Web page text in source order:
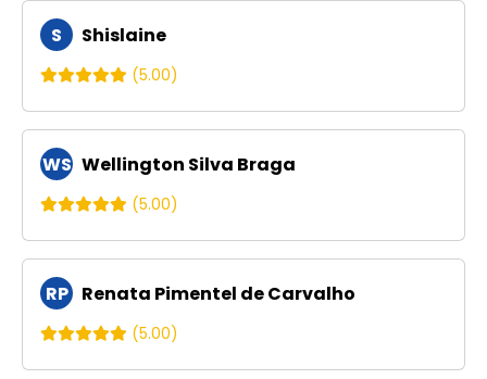
S Shislaine
(5.00)
WS Wellington Silva Braga
(5.00)
RP Renata Pimentel de Carvalho
(5.00)